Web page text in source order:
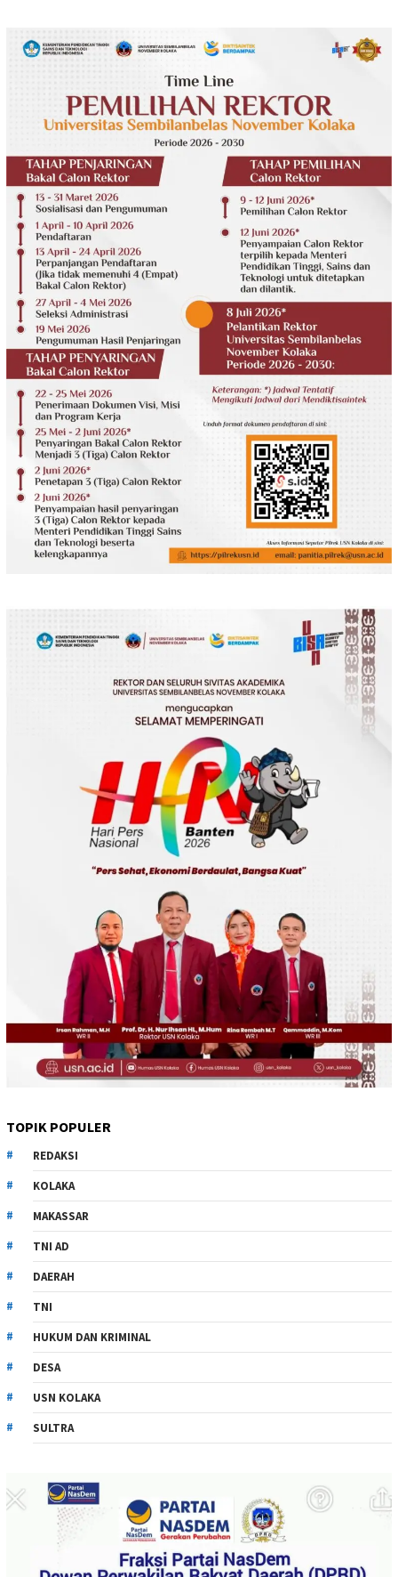
TOPIK POPULER
REDAKSI
KOLAKA
MAKASSAR
TNI AD
DAERAH
TNI
HUKUM DAN KRIMINAL
DESA
USN KOLAKA
SULTRA